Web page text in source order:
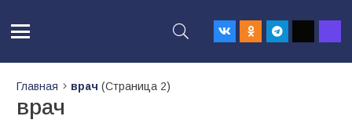
Главная врач (Страница 2)
врач